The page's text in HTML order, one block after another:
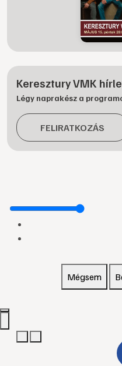
Keresztury VMK
Légy naprakész a
FELIRATKOZÁS
Mégsem